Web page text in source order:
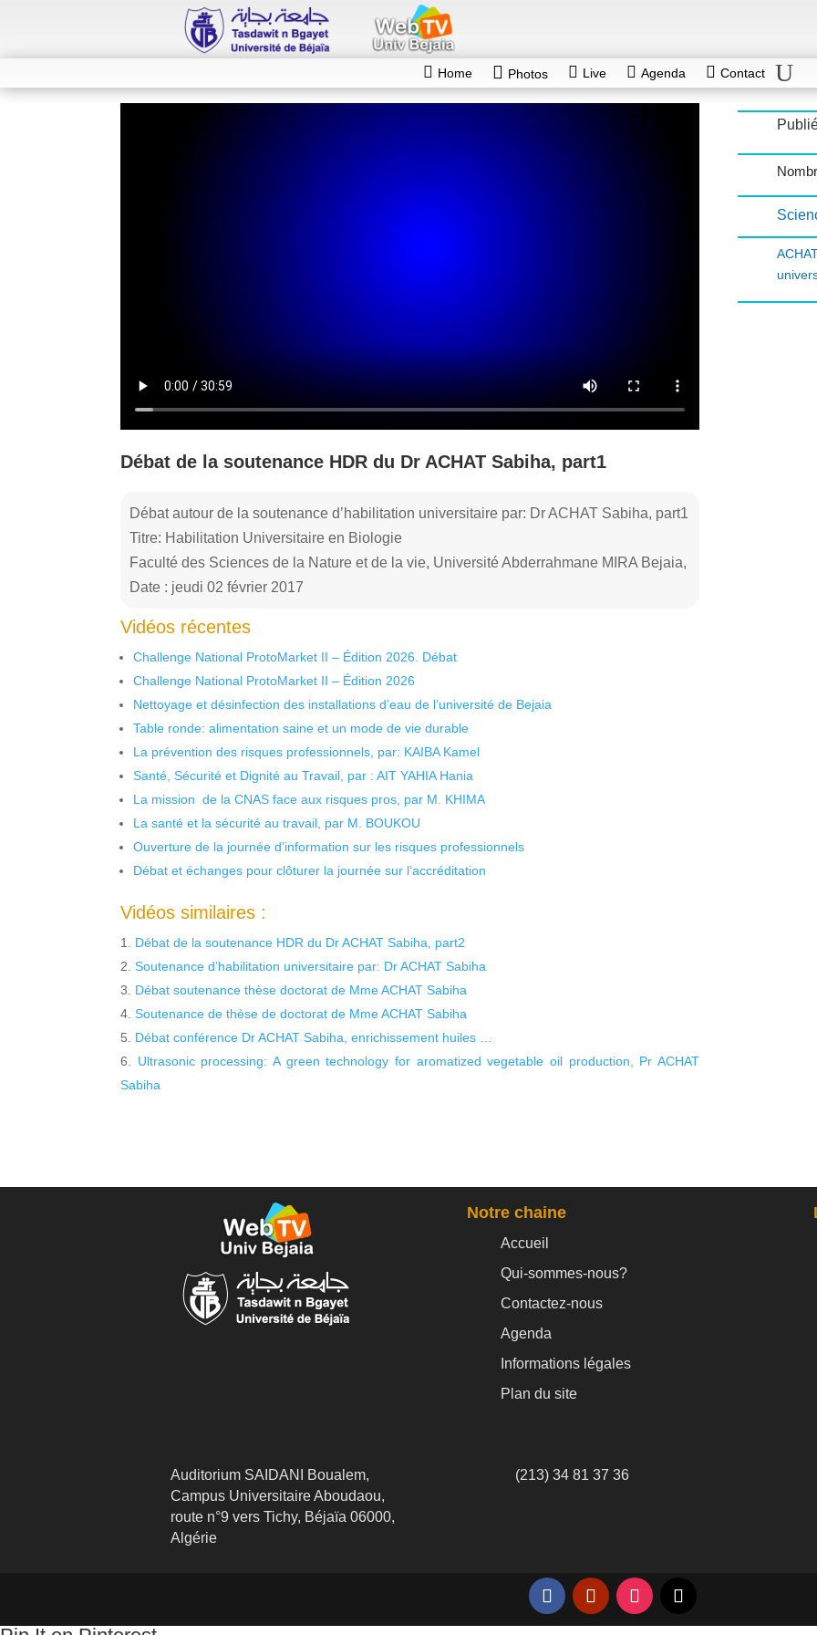
Home Photos Live Agenda Contact
Débat de la soutenance HDR du Dr ACHAT Sabiha, part1
Débat autour de la soutenance d’habilitation universitaire par: Dr ACHAT Sabiha, part1
Titre: Habilitation Universitaire en Biologie
Faculté des Sciences de la Nature et de la vie, Université Abderrahmane MIRA Bejaia,
Date : jeudi 02 février 2017
Vidéos récentes
Challenge National ProtoMarket II – Édition 2026. Débat
Challenge National ProtoMarket II – Édition 2026
Nettoyage et désinfection des installations d’eau de l’université de Bejaia
Table ronde: alimentation saine et un mode de vie durable
La prévention des risques professionnels, par: KAIBA Kamel
Santé, Sécurité et Dignité au Travail, par : AIT YAHIA Hania
La mission de la CNAS face aux risques pros, par M. KHIMA
La santé et la sécurité au travail, par M. BOUKOU
Ouverture de la journée d’information sur les risques professionnels
Débat et échanges pour clôturer la journée sur l’accréditation
Vidéos similaires :
Débat de la soutenance HDR du Dr ACHAT Sabiha, part2
Soutenance d’habilitation universitaire par: Dr ACHAT Sabiha
Débat soutenance thèse doctorat de Mme ACHAT Sabiha
Soutenance de thèse de doctorat de Mme ACHAT Sabiha
Débat conférence Dr ACHAT Sabiha, enrichissement huiles …
Ultrasonic processing: A green technology for aromatized vegetable oil production, Pr ACHAT
Sabiha
Notre chaine
Accueil
Qui-sommes-nous?
Contactez-nous
Agenda
Informations légales
Plan du site
Auditorium SAIDANI Boualem,
Campus Universitaire Aboudaou,
route n°9 vers Tichy, Béjaïa 06000,
Algérie
(213) 34 81 37 36